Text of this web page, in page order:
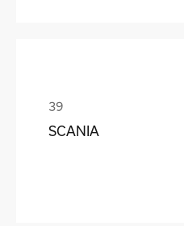
SCANIA